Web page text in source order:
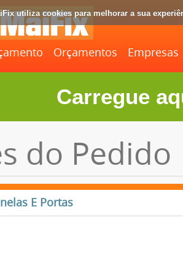
utiliza cookies para melhorar a sua
Orçamentos Empresas
Carregue
do Pedido
E Portas